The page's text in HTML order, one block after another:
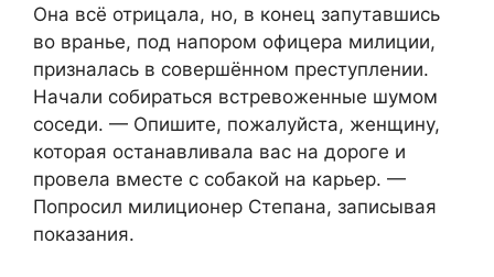
Она всё отрицала, но, в конец запутавшись
во вранье, под напором офицера милиции,
призналась в совершённом преступлении.
Начали собираться встревоженные шумом
соседи. — Опишите, пожалуйста, женщину,
которая останавливала вас на дороге и
провела вместе с собакой на карьер. —
Попросил милиционер Степана, записывая
показания.